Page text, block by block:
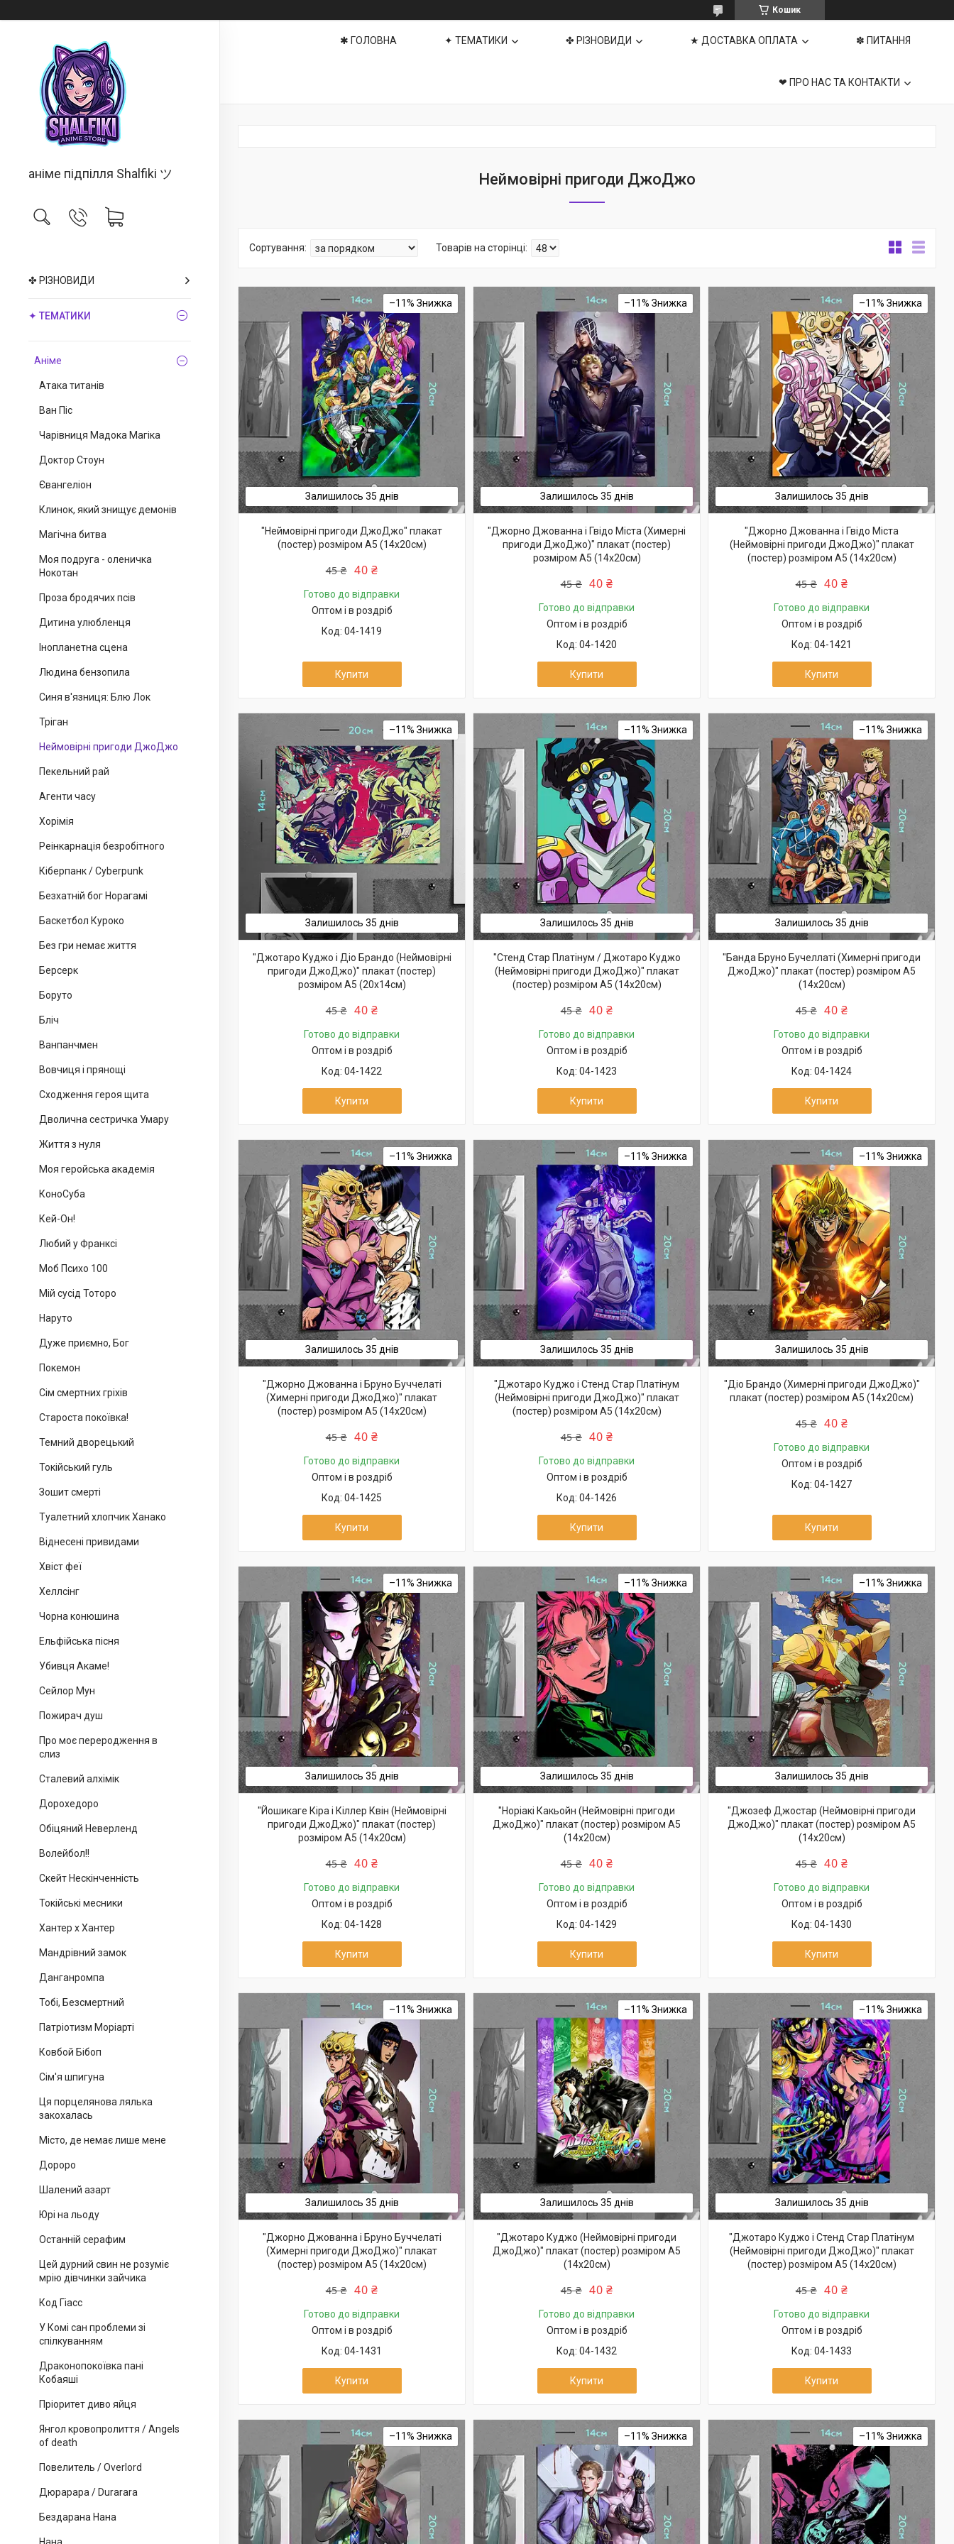
Кошик
аніме підпілля Shalfiki ツ
✤ РІЗНОВИДИ
✦ ТЕМАТИКИ
Аніме
Атака титанів
Ван Піс
Чарівниця Мадока Магіка
Доктор Стоун
Євангеліон
Клинок, який знищує демонів
Магічна битва
Моя подруга - оленичка
Нокотан
Проза бродячих псів
Дитина улюбленця
Інопланетна сцена
Людина бензопила
Синя в'язниця: Блю Лок
Тріган
Неймовірні пригоди ДжоДжо
Пекельний рай
Агенти часу
Хорімія
Реінкарнація безробітного
Кіберпанк / Cyberpunk
Безхатній бог Норагамі
Баскетбол Куроко
Без гри немає життя
Берсерк
Боруто
Бліч
Ванпанчмен
Вовчиця i прянощі
Сходження героя щита
Дволична сестричка Умару
Життя з нуля
Моя геройська академія
КоноСуба
Кей-Он!
Любий у Франксі
Моб Психо 100
Мій сусід Тоторо
Наруто
Дуже приємно, Бог
Покемон
Сім смертних гріхів
Староста покоївка!
Темний дворецький
Токійський гуль
Зошит смерті
Туалетний хлопчик Ханако
Віднесені привидами
Хвіст феї
Хеллсінг
Чорна конюшина
Ельфійська пісня
Убивця Акаме!
Сейлор Мун
Пожирач душ
Про моє переродження в
слиз
Сталевий алхімік
Дорохедоро
Обіцяний Неверленд
Волейбол!!
Скейт Нескінченність
Токійські месники
Хантер х Хантер
Мандрівний замок
Данганромпа
Тобі, Безсмертний
Патріотизм Моріарті
Ковбой Бібоп
Сім'я шпигуна
Ця порцелянова лялька
закохалась
Місто, де немає лише мене
Дороро
Шалений азарт
Юрі на льоду
Останній серафим
Цей дурний свин не розуміє
мрію дівчинки зайчика
Код Гіасс
У Комі сан проблеми зі
спілкуванням
Драконопокоївка пані
Кобаяші
Пріоритет диво яйця
Янгол кровопролиття / Angels
of death
Повелитель / Overlord
Дюрарара / Durarara
Бездарана Нана
✱ ГОЛОВНА ✦ ТЕМАТИКИ ✤ РІЗНОВИДИ ★ ДОСТАВКА ОПЛАТА ✽ ПИТАННЯ
❤ ПРО НАС ТА КОНТАКТИ
Неймовірні пригоди ДжоДжо
–11%
Залишилось 35 днів
"Неймовірні пригоди ДжоДжо" плакат
(постер) розміром А5 (14х20см)
45 ₴ 40 ₴
Готово до відправки
Оптом і в роздріб
04-1419
Купити
–11%
Залишилось 35 днів
"Джорно Джованна і Гвідо Міста (Химерні
пригоди ДжоДжо)" плакат (постер)
розміром А5 (14х20см)
45 ₴ 40 ₴
Готово до відправки
Оптом і в роздріб
04-1420
Купити
–11%
Залишилось 35 днів
"Джорно Джованна і Гвідо Міста
(Неймовірні пригоди ДжоДжо)" плакат
(постер) розміром А5 (14х20см)
45 ₴ 40 ₴
Готово до відправки
Оптом і в роздріб
04-1421
Купити
–11%
Залишилось 35 днів
"Джотаро Куджо і Діо Брандо (Неймовірні
пригоди ДжоДжо)" плакат (постер)
розміром А5 (20х14см)
45 ₴ 40 ₴
Готово до відправки
Оптом і в роздріб
04-1422
Купити
–11%
Залишилось 35 днів
"Стенд Стар Платінум / Джотаро Куджо
(Неймовірні пригоди ДжоДжо)" плакат
(постер) розміром А5 (14х20см)
45 ₴ 40 ₴
Готово до відправки
Оптом і в роздріб
04-1423
Купити
–11%
Залишилось 35 днів
"Банда Бруно Бучеллаті (Химерні пригоди
ДжоДжо)" плакат (постер) розміром А5
(14х20см)
45 ₴ 40 ₴
Готово до відправки
Оптом і в роздріб
04-1424
Купити
–11%
Залишилось 35 днів
"Джорно Джованна і Бруно Буччелаті
(Химерні пригоди ДжоДжо)" плакат
(постер) розміром А5 (14х20см)
45 ₴ 40 ₴
Готово до відправки
Оптом і в роздріб
04-1425
Купити
–11%
Залишилось 35 днів
"Джотаро Куджо і Стенд Стар Платінум
(Неймовірні пригоди ДжоДжо)" плакат
(постер) розміром А5 (14х20см)
45 ₴ 40 ₴
Готово до відправки
Оптом і в роздріб
04-1426
Купити
–11%
Залишилось 35 днів
"Діо Брандо (Химерні пригоди ДжоДжо)"
плакат (постер) розміром А5 (14х20см)
45 ₴ 40 ₴
Готово до відправки
Оптом і в роздріб
04-1427
Купити
–11%
Залишилось 35 днів
"Йошикаге Кіра і Кіллер Квін (Неймовірні
пригоди ДжоДжо)" плакат (постер)
розміром А5 (14х20см)
45 ₴ 40 ₴
Готово до відправки
Оптом і в роздріб
04-1428
Купити
–11%
Залишилось 35 днів
"Норіакі Какьойн (Неймовірні пригоди
ДжоДжо)" плакат (постер) розміром А5
(14х20см)
45 ₴ 40 ₴
Готово до відправки
Оптом і в роздріб
04-1429
Купити
–11%
Залишилось 35 днів
"Джозеф Джостар (Неймовірні пригоди
ДжоДжо)" плакат (постер) розміром А5
(14х20см)
45 ₴ 40 ₴
Готово до відправки
Оптом і в роздріб
04-1430
Купити
–11%
Залишилось 35 днів
"Джорно Джованна і Бруно Буччелаті
(Химерні пригоди ДжоДжо)" плакат
(постер) розміром А5 (14х20см)
45 ₴ 40 ₴
Готово до відправки
Оптом і в роздріб
04-1431
Купити
–11%
Залишилось 35 днів
"Джотаро Куджо (Неймовірні пригоди
ДжоДжо)" плакат (постер) розміром А5
(14х20см)
45 ₴ 40 ₴
Готово до відправки
Оптом і в роздріб
04-1432
Купити
–11%
Залишилось 35 днів
"Джотаро Куджо і Стенд Стар Платінум
(Неймовірні пригоди ДжоДжо)" плакат
(постер) розміром А5 (14х20см)
45 ₴ 40 ₴
Готово до відправки
Оптом і в роздріб
04-1433
Купити
–11% –11% –11%